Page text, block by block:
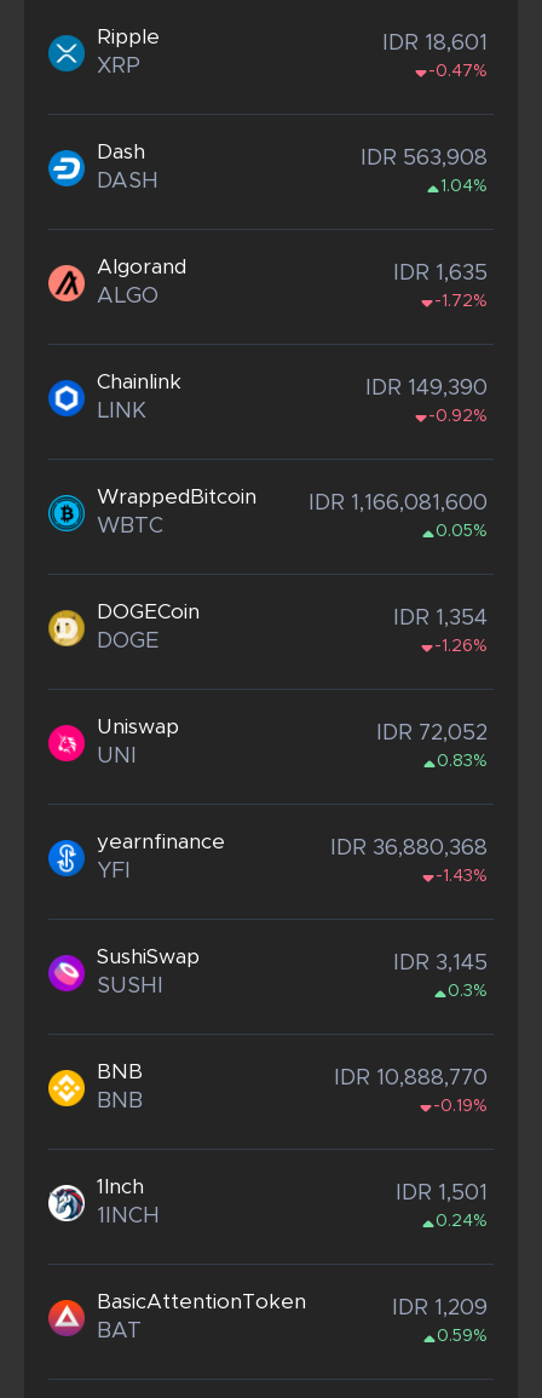
Ripple
XRP
IDR 18,601
-0.47%
Dash
DASH
IDR 563,908
1.04%
Algorand
ALGO
IDR 1,635
-1.72%
Chainlink
LINK
IDR 149,390
-0.92%
WrappedBitcoin
WBTC
IDR 1,166,081,600
0.05%
DOGECoin
DOGE
IDR 1,354
-1.26%
Uniswap
UNI
IDR 72,052
0.83%
yearnfinance
YFI
IDR 36,880,368
-1.43%
SushiSwap
SUSHI
IDR 3,145
0.3%
BNB
BNB
IDR 10,888,770
-0.19%
1Inch
1INCH
IDR 1,501
0.24%
BasicAttentionToken
BAT
IDR 1,209
0.59%